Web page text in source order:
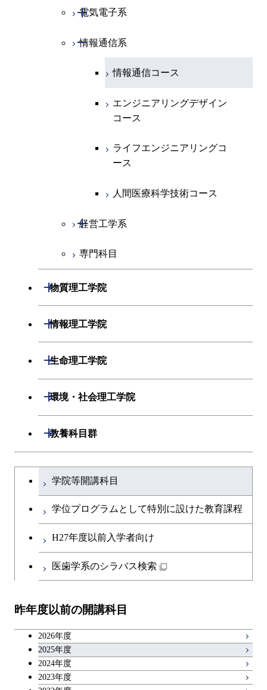
物質・情報卓越コース
化学コース
エネルギーコース
エネルギー・情報コース
物質・情報卓越コース
地球惑星科学系
地球惑星科学コース
地球生命コース
専門科目
エネルギーコース
エネルギー・情報コース
エンジニアリングデザイン
ライフエンジニアリングコ
原子核工学コース
人間医療科学技術コース
システム制御コース
エンジニアリングデザイン
電気電子系
開閉
電気電子コース
エネルギーコース
エネルギー・情報コース
ース
情報通信系
開閉
情報通信コース
エンジニアリングデザイン
コース
ライフエンジニアリングコ
ース
人間医療科学技術コース
経営工学系
開閉
経営工学コース
専門科目
物質理工学院
開閉
材料系
開閉
エネルギーコース
原子核工学コース
人間医療科学技術コース
応用化学コース
ース
原子核工学コース
物質・情報卓越コース
専門科目
情報理工学院
開閉
数理・計算科学系
開閉
知能情報コース
情報工学コース
知能情報コース
エネルギー・情報コース
人間医療科学技術コース
物質・情報卓越コース
専門科目
生命理工学院
開閉
生命理工学系
開閉
ライフエンジニアリングコ
ース
地球生命コース
物質・情報卓越コース
環境・社会理工学院
開閉
建築学系
開閉
コース
都市・環境学コース
コース
都市・環境学コース
開閉
エネルギーコース
エネルギー・情報コース
エンジニアリングデザイン
原子核工学コース
物質・情報卓越コース
社会・人間科学コース
イノベーション科学系
イノベーション科学コース
人間医療科学技術コース
技術経営専門職学位課程
開閉
技術経営専門職学位課程
専門科目
教養科目群
開閉
文系教養科目
英語科目
第二外国語科目
キャリア科目
大学院課程を切り替える
学院等開講科目
学位プログラムとして特別に設けた教育課程
H27年度以前入学者向け
医歯学系のシラバス検索
昨年度以前の開講科目
2026年度
2025年度
2024年度
2023年度